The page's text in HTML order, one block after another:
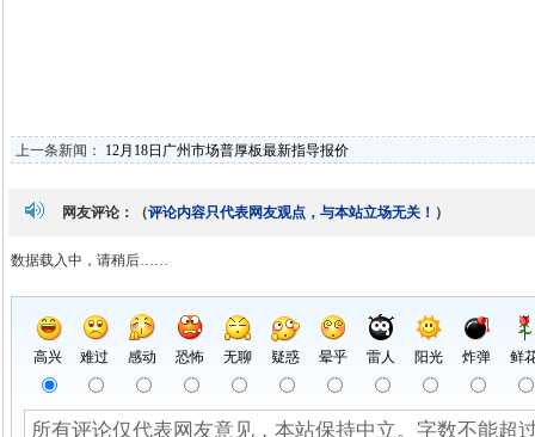
上一条新闻： 12月18日广州市场普厚板最新指导报价
网友评论：（评论内容只代表网友观点，与本站立场无关！ ）
数据载入中，请稍后……